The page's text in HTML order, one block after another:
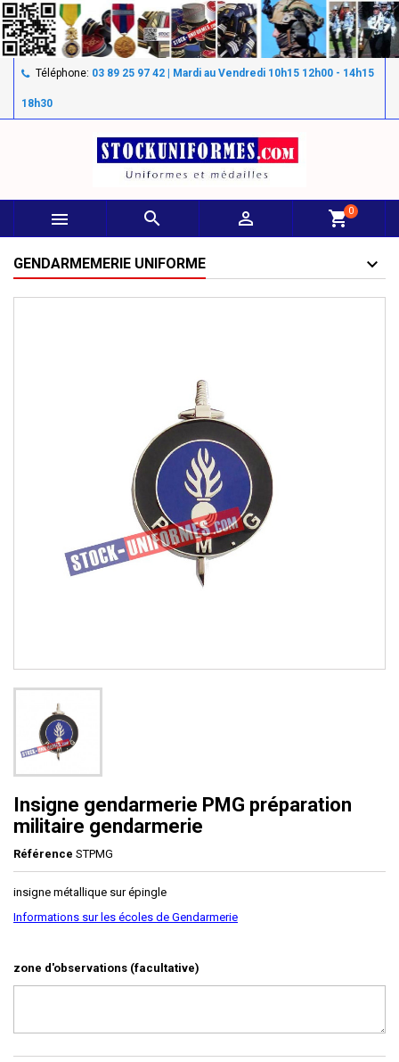
Téléphone: 03 89 25 97 42 | Mardi au Vendredi 10h15 12h00 - 14h15
18h30
   shopping_cart0
GENDARMEMERIE UNIFORME
Insigne gendarmerie PMG préparation
militaire gendarmerie
Référence STPMG
insigne métallique sur épingle
Informations sur les écoles de Gendarmerie
zone d'observations (facultative)